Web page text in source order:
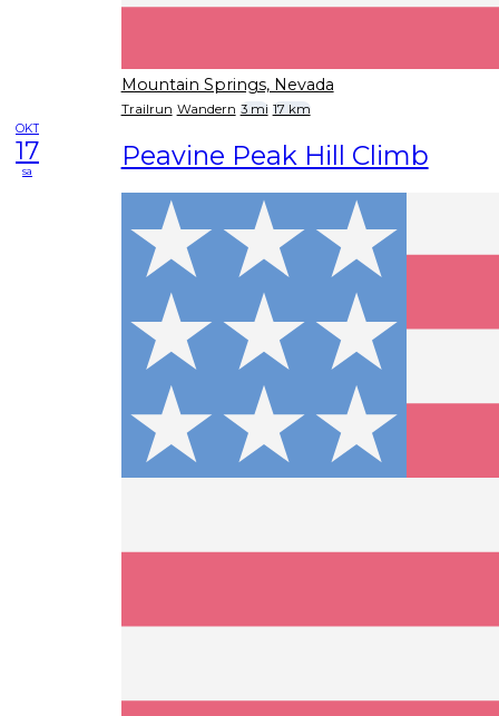
Mountain Springs, Nevada
Trailrun Wandern 3 mi 17 km
OKT
17
sa Peavine Peak Hill Climb